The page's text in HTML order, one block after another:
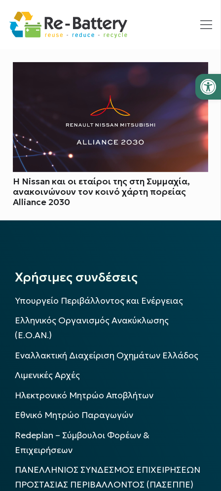
H Nissan και οι εταίροι της στη Συμμαχία,
ανακοινώνουν τον κοινό χάρτη πορείας
Alliance 2030
Χρήσιμες συνδέσεις
Υπουργείο Περιβάλλοντος και Ενέργειας
Ελληνικός Οργανισμός Ανακύκλωσης
(Ε.Ο.ΑΝ.)
Εναλλακτική Διαχείριση Οχημάτων Ελλάδος
Λιμενικές Αρχές
Ηλεκτρονικό Μητρώο Αποβλήτων
Εθνικό Μητρώο Παραγωγών
Redeplan – Σύμβουλοι Φορέων &
Επιχειρήσεων
ΠΑΝΕΛΛΗΝΙΟΣ ΣΥΝΔΕΣΜΟΣ ΕΠΙΧΕΙΡΗΣΕΩΝ
ΠΡΟΣΤΑΣΙΑΣ ΠΕΡΙΒΑΛΛΟΝΤΟΣ (ΠΑΣΕΠΠΕ)